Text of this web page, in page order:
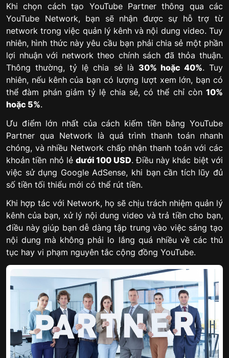
Khi chọn cách tạo YouTube Partner thông qua các
YouTube Network, bạn sẽ nhận được sự hỗ trợ từ
network trong việc quản lý kênh và nội dung video. Tuy
nhiên, hình thức này yêu cầu bạn phải chia sẻ một phần
lợi nhuận với network theo chính sách đã thỏa thuận.
Thông thường, tỷ lệ chia sẻ là 30% hoặc 40%. Tuy
nhiên, nếu kênh của bạn có lượng lượt xem lớn, bạn có
thể đàm phán giảm tỷ lệ chia sẻ, có thể chỉ còn 10%
hoặc 5%.
Ưu điểm lớn nhất của cách kiếm tiền bằng YouTube
Partner qua Network là quá trình thanh toán nhanh
chóng, và nhiều Network chấp nhận thanh toán với các
khoản tiền nhỏ lẻdưới 100 USD. Điều này khác biệt với
việc sử dụng Google AdSense, khi bạn cần tích lũy đủ
số tiền tối thiểu mới có thể rút tiền.
Khi hợp tác với Network, họ sẽ chịu trách nhiệm quản lý
kênh của bạn, xử lý nội dung video và trả tiền cho bạn,
điều này giúp bạn dễ dàng tập trung vào việc sáng tạo
nội dung mà không phải lo lắng quá nhiều về các thủ
tục hay vi phạm nguyên tắc cộng đồng YouTube.